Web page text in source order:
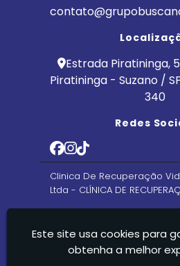
Estrada Piratininga,
Piratininga - Suzano /
340
Redes
Clinica De Recuperação
Ltda - CLÍNICA DE
Este site usa cookies para
obtenha a melhor